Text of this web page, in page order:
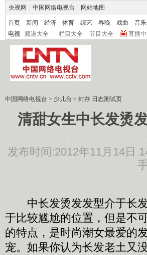
央视网 中国网络电视台 网站地图
首页 新闻 经济 体育 综艺 春晚 戏曲 音乐
电视
频道大全 栏目大全 节目大全 直播中
中国网络电视台 > 少儿台 > 封存 日志测试页
清甜女生中长发烫
发布时间:2012年11月14日
中长发烫发发型介于长发
于比较尴尬的位置，但是不
的特点，是时尚潮女最爱的
宠。如果你认为长发老土又